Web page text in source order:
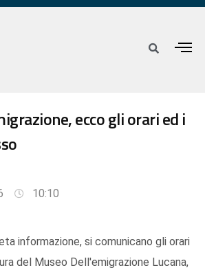
ecco gli orari ed i
10:10
informazione, si comunicano gli orari
del Museo Dell'emigrazione Lucana,